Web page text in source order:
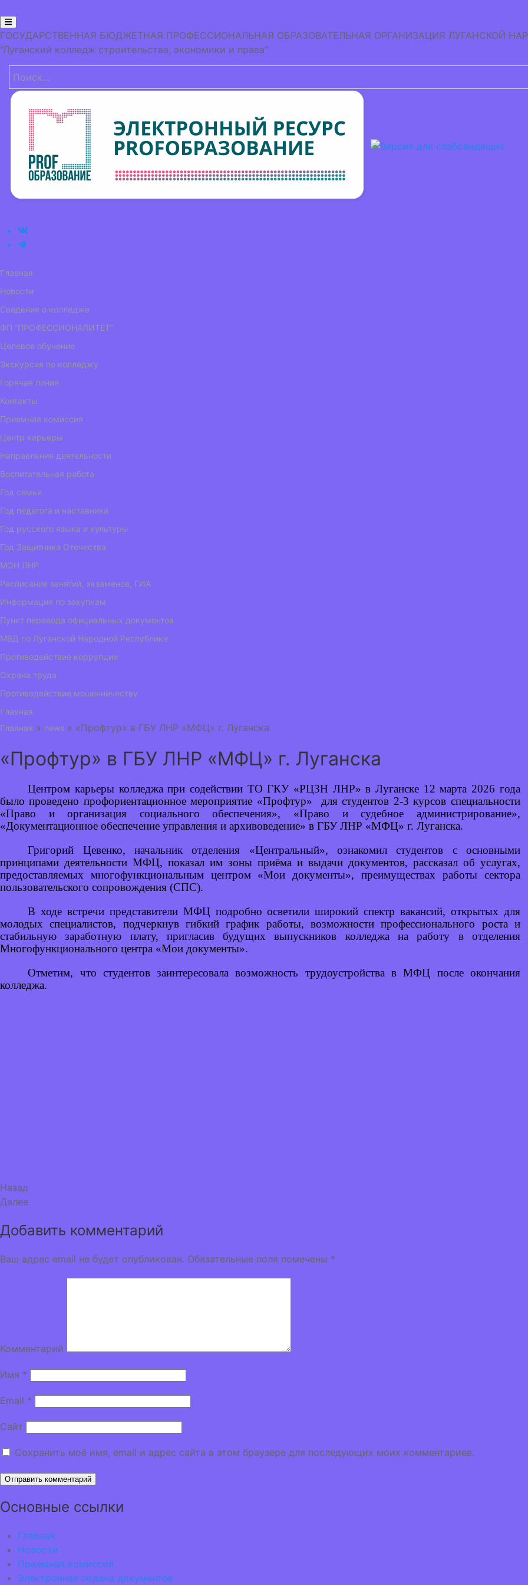
ГОСУДАРСТВЕННАЯ БЮДЖЕТНАЯ ПРОФЕССИОНАЛЬНАЯ ОБРАЗОВАТЕЛЬНАЯ ОРГАНИЗАЦИЯ ЛУГАНСКОЙ
"Луганский колледж строительства, экономики и права"
Главная
Новости
Сведения о колледже
ФП “ПРОФЕССИОНАЛИТЕТ”
Целевое обучение
Экскурсия по колледжу
Горячая линия
Контакты
Приемная комиссия
Центр карьеры
Направления деятельности
Воспитательная работа
Год семьи
Год педагога и наставника
Год русского языка и культуры
Год Защитника Отечества
МОН ЛНР
Расписание занятий, экзаменов, ГИА
Информация по закупкам
Пункт перевода официальных документов
МВД по Луганской Народной Республике
Противодействие коррупции
Охрана труда
Противодействие мошенничеству
Главная
Главная » news » «Профтур» в ГБУ ЛНР «МФЦ» г. Луганска
«Профтур» в ГБУ ЛНР «МФЦ» г. Луганска
Центром карьеры колледжа при содействии ТОГКУ «РЦЗН ЛНР» в Луганске 12 марта 2026 года
было проведено профориентационное мероприятие «Профтур» для студентов 2-3 курсов специальности
«Право и организация социального обеспечения», «Право и судебное администрирование»,
«Документационное обеспечение управления и архивоведение» в ГБУ ЛНР «МФЦ» г. Луганска.
Григорий Цевенко, начальник отделения «Центральный», ознакомил студентов с основными
принципами деятельности МФЦ, показал им зоны приёма и выдачи документов, рассказал об услугах,
предоставляемых многофункциональным центром «Мои документы», преимуществах работы сектора
пользовательского сопровождения (СПС).
В ходе встречи представители МФЦ подробно осветили широкий спектр вакансий, открытых для
молодых специалистов, подчеркнув гибкий график работы, возможности профессионального роста и
стабильную заработную плату, пригласив будущих выпускников колледжа на работу в отделения
Многофункционального центра «Мои документы».
Отметим, что студентов заинтересовала возможность трудоустройства в МФЦ после окончания
колледжа.
Назад
Далее
Добавить комментарий
Ваш адрес email не будет опубликован. Обязательные поля помечены *
Комментарий
Имя *
Email *
Сайт
Сохранить моё имя, email и адрес сайта в этом браузере для последующих моих комментариев.
Основные ссылки
Главная
Новости
Приемная комиссия
Электронная подача документов